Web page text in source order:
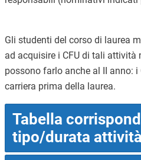
Gli studenti del corso di laurea
ad acquisire i CFU di tali attività
possono farlo anche al II anno: i
carriera prima della laurea.
Tabella
tipo/durata attività